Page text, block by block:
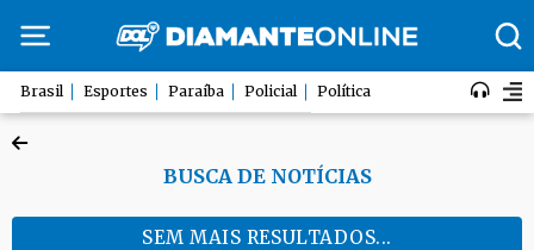
Brasil Esportes Paraíba Policial Política
BUSCA DE NOTÍCIAS
SEM MAIS RESULTADOS...